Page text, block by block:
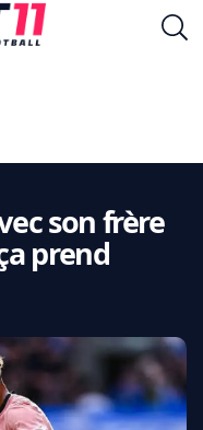
son frère
prend